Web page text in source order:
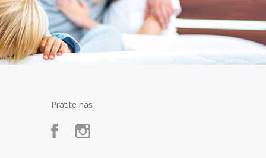
Pratite nas